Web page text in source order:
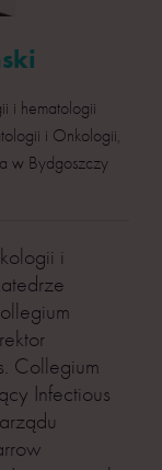
i hematologii
i Onkologii,
w Bydgoszczy
i
Collegium
Infectious